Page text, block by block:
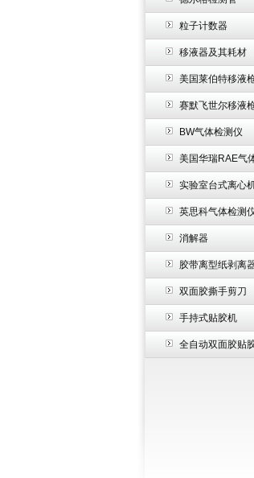
粒子计数器
移液器及其耗材
美国莱伯特移液
赛默飞世尔移液
BW气体检测仪
美国华瑞RAE气
实验室台式离心
英思科气体检测
消解器
胶带离型纸剥离
双面胶撕手剪刀
手持式贴胶机
全自动双面胶贴